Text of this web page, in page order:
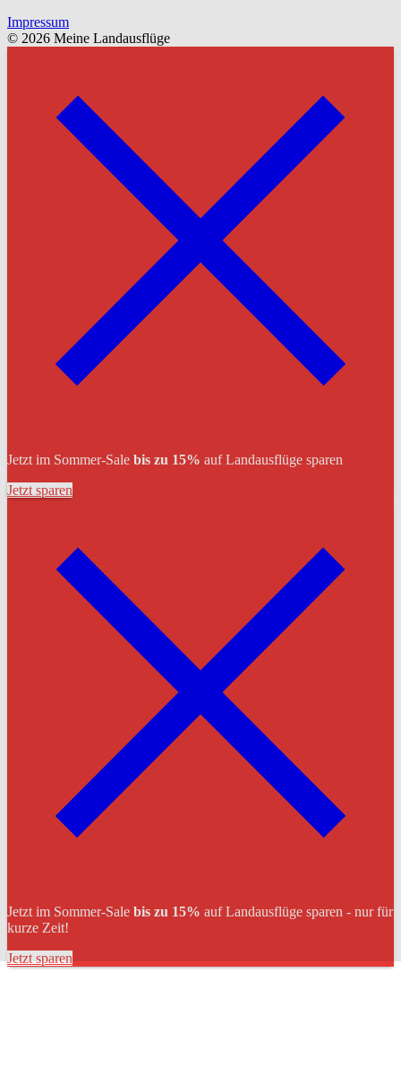
Impressum
© 2026 Meine Landausflüge
Jetzt im Sommer-Sale bis zu 15% auf Landausflüge sparen
Jetzt sparen
Jetzt im Sommer-Sale bis zu 15% auf Landausflüge sparen - nur für
kurze Zeit!
Jetzt sparen